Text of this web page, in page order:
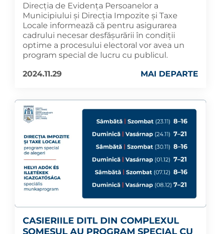
Direcția de Evidența Persoanelor a
Municipiului și Direcția Impozite și Taxe
Locale informează că pentru asigurarea
cadrului necesar desfășurării în condiții
optime a procesului electoral vor avea un
program special de lucru cu publicul.
2024.11.29
MAI DEPARTE
CASIERIILE DITL DIN COMPLEXUL
SOMEȘUL AU PROGRAM SPECIAL CU